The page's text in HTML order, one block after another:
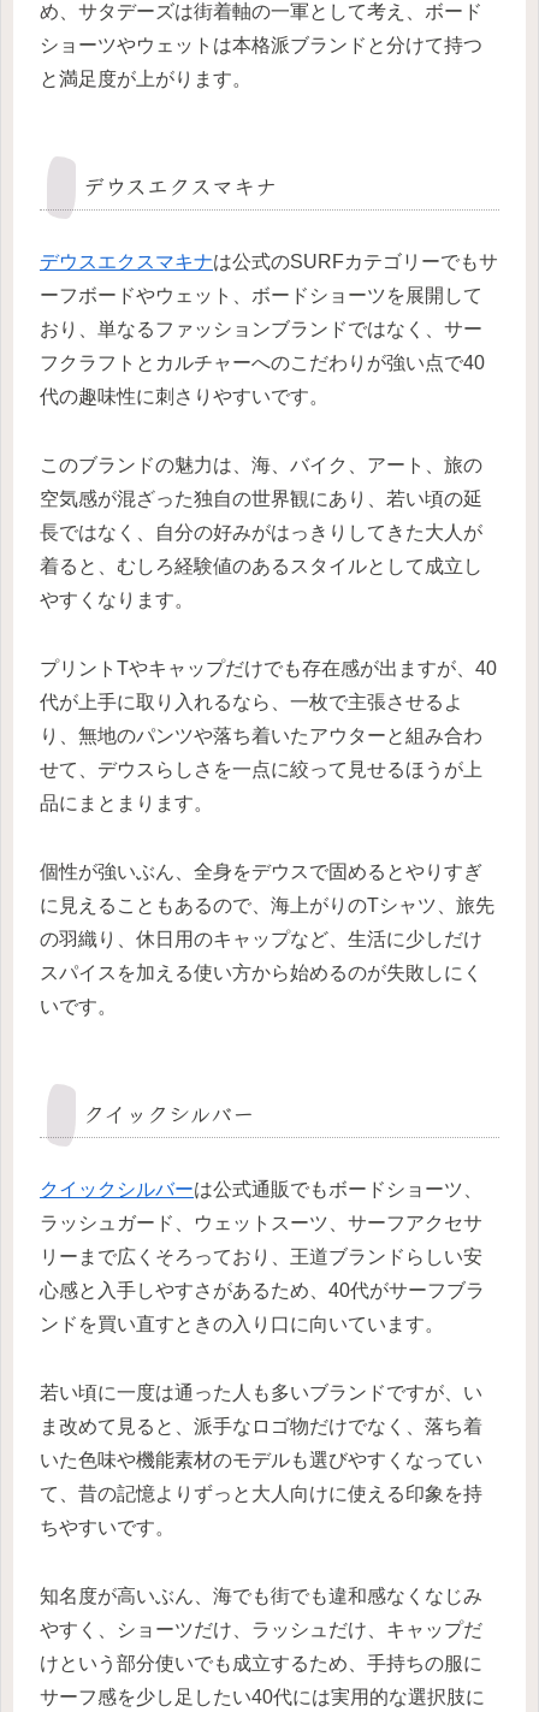
め、サタデーズは街着軸の一軍として考え、ボード
ショーツやウェットは本格派ブランドと分けて持つ
と満足度が上がります。
デウスエクスマキナ
デウスエクスマキナは公式のSURFカテゴリーでもサ
ーフボードやウェット、ボードショーツを展開して
おり、単なるファッションブランドではなく、サー
フクラフトとカルチャーへのこだわりが強い点で40
代の趣味性に刺さりやすいです。
このブランドの魅力は、海、バイク、アート、旅の
空気感が混ざった独自の世界観にあり、若い頃の延
長ではなく、自分の好みがはっきりしてきた大人が
着ると、むしろ経験値のあるスタイルとして成立し
やすくなります。
プリントTやキャップだけでも存在感が出ますが、40
代が上手に取り入れるなら、一枚で主張させるよ
り、無地のパンツや落ち着いたアウターと組み合わ
せて、デウスらしさを一点に絞って見せるほうが上
品にまとまります。
個性が強いぶん、全身をデウスで固めるとやりすぎ
に見えることもあるので、海上がりのTシャツ、旅先
の羽織り、休日用のキャップなど、生活に少しだけ
スパイスを加える使い方から始めるのが失敗しにく
いです。
クイックシルバー
クイックシルバーは公式通販でもボードショーツ、
ラッシュガード、ウェットスーツ、サーフアクセサ
リーまで広くそろっており、王道ブランドらしい安
心感と入手しやすさがあるため、40代がサーフブラ
ンドを買い直すときの入り口に向いています。
若い頃に一度は通った人も多いブランドですが、い
ま改めて見ると、派手なロゴ物だけでなく、落ち着
いた色味や機能素材のモデルも選びやすくなってい
て、昔の記憶よりずっと大人向けに使える印象を持
ちやすいです。
知名度が高いぶん、海でも街でも違和感なくなじみ
やすく、ショーツだけ、ラッシュだけ、キャップだ
けという部分使いでも成立するため、手持ちの服に
サーフ感を少し足したい40代には実用的な選択肢に